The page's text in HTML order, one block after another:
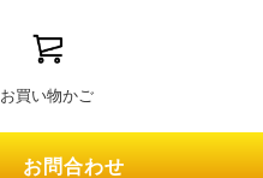
お買い物かご
お問合わせ